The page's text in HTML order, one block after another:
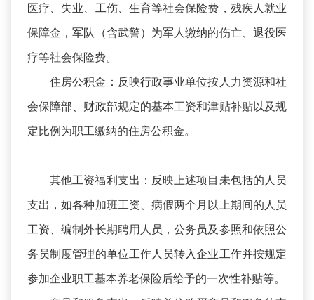
医疗、失业、工伤、生育等社会保险费，残疾人就业
保障金，军队（含武警）为军人缴纳的伤亡、退役医
疗等社会保险费。
住房公积金：反映行政事业单位按人力资源和社
会保障部、财政部规定的基本工资和津贴补贴以及规
定比例为职工缴纳的住房公积金。
其他工资福利支出：反映上述项目未包括的人员
支出，如各种加班工资、病假两个月以上期间的人员
工资、编制外长期聘用人员，公务员及参照和依照公
务员制度管理的单位工作人员转入企业工作并按规定
参加企业职工基本养老保险后给予的一次性补贴等。